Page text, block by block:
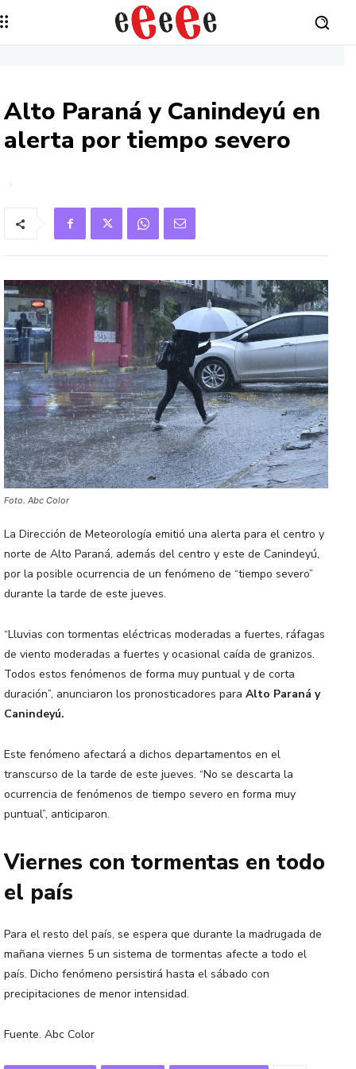
Alto Paraná y Canindeyú en
alerta por tiempo severo
Foto. Abc Color
La Dirección de Meteorología emitió una alerta para el centro y
norte de Alto Paraná, además del centro y este de Canindeyú,
por la posible ocurrencia de un fenómeno de “tiempo severo”
durante la tarde de este jueves.
“Lluvias con tormentas eléctricas moderadas a fuertes, ráfagas
de viento moderadas a fuertes y ocasional caída de granizos.
Todos estos fenómenos de forma muy puntual y de corta
duración”, anunciaron los pronosticadores para Alto Paraná y
Canindeyú.
Este fenómeno afectará a dichos departamentos en el
transcurso de la tarde de este jueves. “No se descarta la
ocurrencia de fenómenos de tiempo severo en forma muy
puntual”, anticiparon.
Viernes con tormentas en todo
el país
Para el resto del país, se espera que durante la madrugada de
mañana viernes 5 un sistema de tormentas afecte a todo el
país. Dicho fenómeno persistirá hasta el sábado con
precipitaciones de menor intensidad.
Fuente. Abc Color